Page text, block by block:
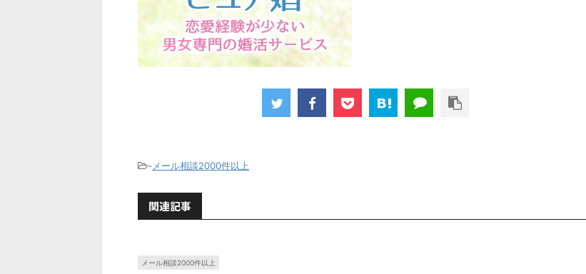
- メール相談2000件以上
関連記事
メール相談2000件以上